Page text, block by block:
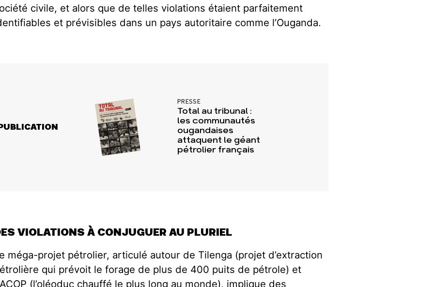
civile, et alors que de telles violations étaient parfaitement
et prévisibles dans un pays autoritaire comme l’Ouganda.
PRESSE
Total au tribunal :
les communautés
ougandaises
attaquent le géant
pétrolier français
VIOLATIONS À CONJUGUER AU PLURIEL
méga-projet pétrolier, articulé autour de Tilenga (projet d’extraction
qui prévoit le forage de plus de 400 puits de pétrole) et
(l’oléoduc chauffé le plus long au monde), implique des